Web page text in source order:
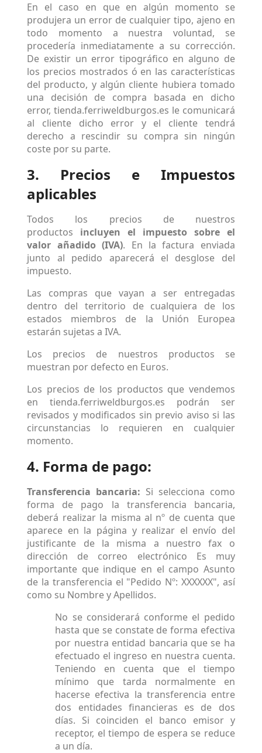
En el caso en que en algún momento se
produjera un error de cualquier tipo, ajeno en
todo momento a nuestra voluntad, se
procedería inmediatamente a su corrección.
De existir un error tipográfico en alguno de
los precios mostrados ó en las características
del producto, y algún cliente hubiera tomado
una decisión de compra basada en dicho
error, tienda.ferriweldburgos.es le comunicará
al cliente dicho error y el cliente tendrá
derecho a rescindir su compra sin ningún
coste por su parte.
3. Precios e Impuestos
aplicables
Todos los precios de nuestros
productos incluyen el impuesto sobre el
valor añadido (IVA). En la factura enviada
junto al pedido aparecerá el desglose del
impuesto.
Las compras que vayan a ser entregadas
dentro del territorio de cualquiera de los
estados miembros de la Unión Europea
estarán sujetas a IVA.
Los precios de nuestros productos se
muestran por defecto en Euros.
Los precios de los productos que vendemos
en tienda.ferriweldburgos.es podrán ser
revisados y modificados sin previo aviso si las
circunstancias lo requieren en cualquier
momento.
4. Forma de pago:
Transferencia bancaria: Si selecciona como
forma de pago la transferencia bancaria,
deberá realizar la misma al nº de cuenta que
aparece en la página y realizar el envío del
justificante de la misma a nuestro fax o
dirección de correo electrónico Es muy
importante que indique en el campo Asunto
de la transferencia el "Pedido Nº: XXXXXX", así
como su Nombre y Apellidos.
No se considerará conforme el pedido
hasta que se constate de forma efectiva
por nuestra entidad bancaria que se ha
efectuado el ingreso en nuestra cuenta.
Teniendo en cuenta que el tiempo
mínimo que tarda normalmente en
hacerse efectiva la transferencia entre
dos entidades financieras es de dos
días. Si coinciden el banco emisor y
receptor, el tiempo de espera se reduce
a un día.